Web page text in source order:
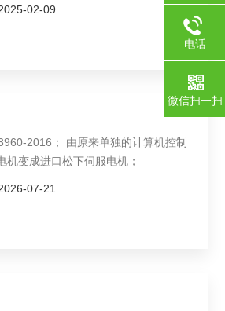
02-09
2016； 由原来单独的计算机控制
变成进口松下伺服电机；
07-21
电话
微信扫一扫